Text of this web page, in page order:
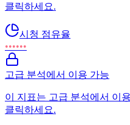
클릭하세요.
시청 점유율
••••••
고급 분석에서 이용 가능
이 지표는 고급 분석에서 이
클릭하세요.